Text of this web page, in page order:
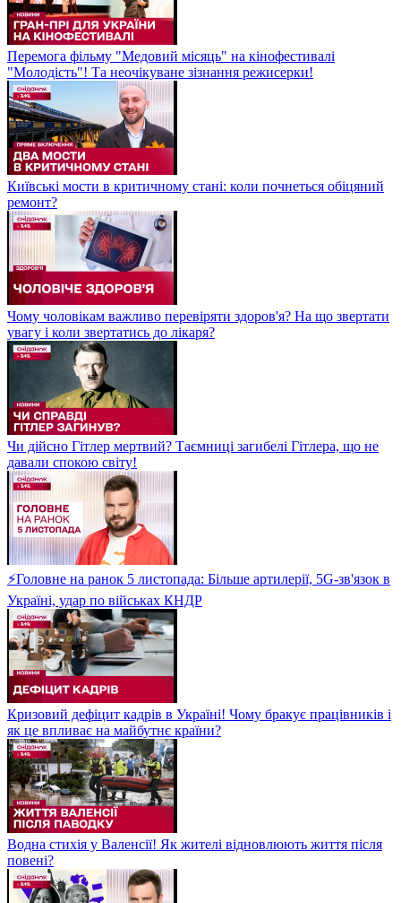
Перемога фільму "Медовий місяць" на кінофестивалі
"Молодість"! Та неочікуване зізнання режисерки!
Київські мости в критичному стані: коли почнеться обіцяний
ремонт?
Чому чоловікам важливо перевіряти здоров'я? На що звертати
увагу і коли звертатись до лікаря?
Чи дійсно Гітлер мертвий? Таємниці загибелі Гітлера, що не
давали спокою світу!
⚡Головне на ранок 5 листопада: Більше артилерії, 5G-зв'язок в
Україні, удар по військах КНДР
Кризовий дефіцит кадрів в Україні! Чому бракує працівників і
як це впливає на майбутнє країни?
Водна стихія у Валенсії! Як жителі відновлюють життя після
повені?